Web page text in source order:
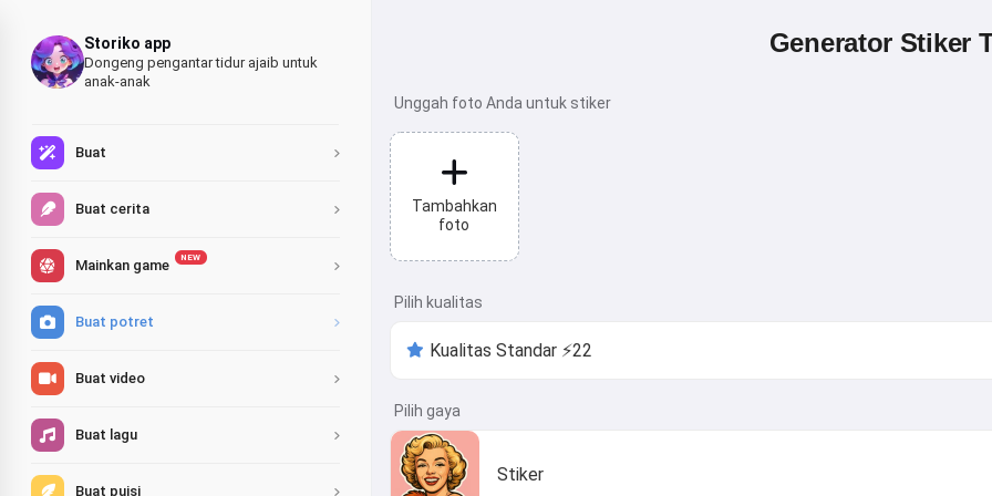
Storiko app
Dongeng pengantar tidur ajaib untuk
anak-anak
Buat
Buat cerita
Mainkan game NEW
Buat potret
Buat video
Buat lagu
Buat puisi
Generator Stiker
Unggah foto Anda untuk stiker
Tambahkan
foto
Pilih kualitas
Pilih gaya
Stiker